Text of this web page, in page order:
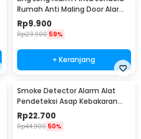
Rumah Anti Maling Door Alarm
Sensor 90dB - YL-323
Rp9.900
Rp23.900 59%
+ Keranjang
Smoke Detector Alarm Alat
Pendeteksi Asap Kebakaran
85dB - SS-168
Rp22.700
Rp44.900 50%